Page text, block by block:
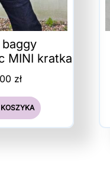
MINI kratka
zł